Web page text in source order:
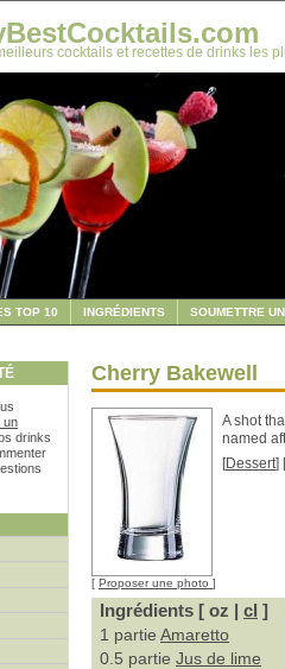
cocktails et recettes de drinks les
TOP 10 INGRÉDIENTS SOUMETTRE
un
drinks
Cherry Bakewell
[ Proposer une photo ]
A shot
named
[Dessert] [
Ingrédients [ oz | cl ]
1 partie Amaretto
0.5 partie Jus de lime